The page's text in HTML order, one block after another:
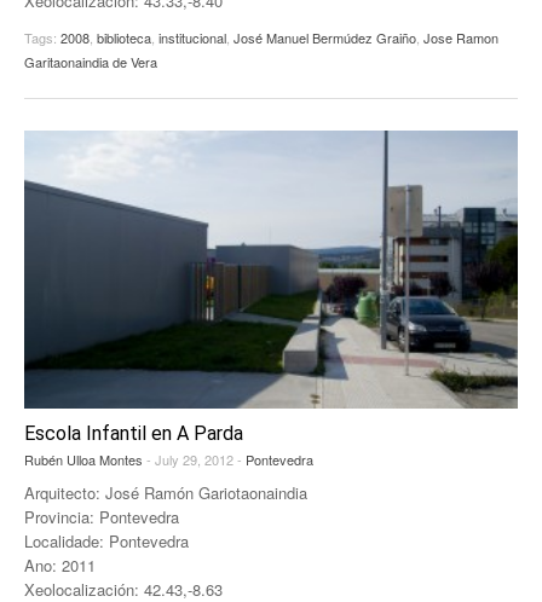
Tags: 2008 biblioteca institucional José Manuel Bermúdez Graiño Jose Ramon
Garitaonaindia de Vera
Escola Infantil en A Parda
Rubén Ulloa Montes - July 29, 2012 - Pontevedra
Arquitecto: José Ramón Gariotaonaindia
Provincia: Pontevedra
Localidade: Pontevedra
Ano: 2011
Xeolocalización: 42.43,-8.63